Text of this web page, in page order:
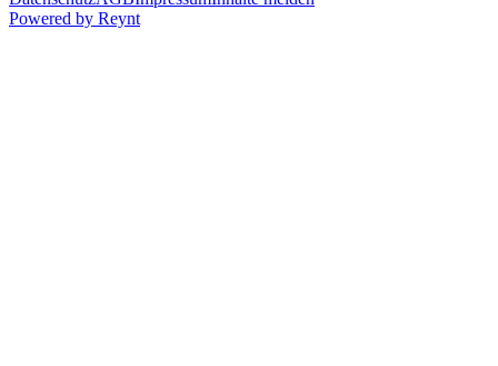
Powered by Reynt